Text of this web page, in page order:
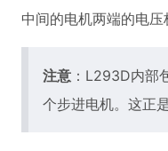
中间的电机两端的电压
注意 ：L293D内部
个步进电机。这正